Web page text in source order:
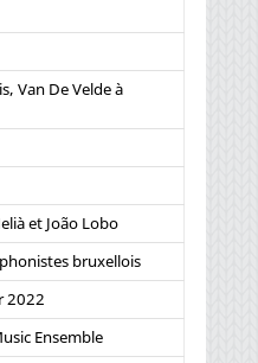
Van De Velde à
et João Lobo
bruxellois
2022
Ensemble